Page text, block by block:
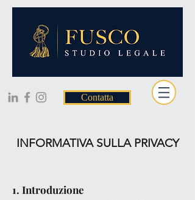
Contatta
INFORMATIVA SULLA PRIVACY
1. Introduzione